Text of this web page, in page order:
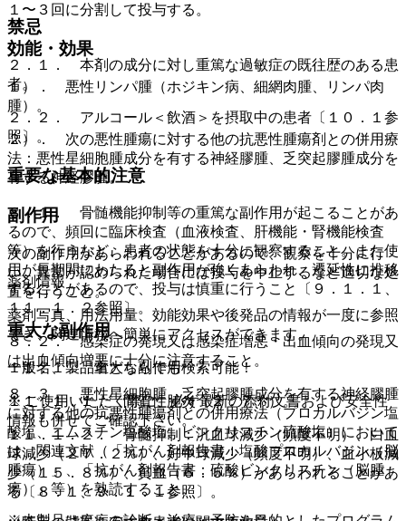
禁忌
２．１． 本剤の成分に対し重篤な過敏症の既往歴のある患
者。
２．２． アルコール＜飲酒＞を摂取中の患者〔１０．１参
照〕。
重要な基本的注意
８．１． 骨髄機能抑制等の重篤な副作用が起こることがあ
るので、頻回に臨床検査（血液検査、肝機能・腎機能検査
等）を行うなど、患者の状態を十分に観察すること。また使
用が長期間にわたると副作用が強くあらわれ、遷延性に推移
することがあるので、投与は慎重に行うこと〔９．１．１、
１１．１．２参照〕。
８．２． 感染症の発現又は感染症増悪・出血傾向の発現又
は出血傾向増悪に十分に注意すること。
８．３． 悪性星細胞腫、乏突起膠腫成分を有する神経膠腫
に対する他の抗悪性腫瘍剤との併用療法（プロカルバジン塩
酸塩、ニムスチン塩酸塩、ビンクリスチン硫酸塩）において
は、関連文献（「抗がん剤報告書：塩酸プロカルバジン（脳
腫瘍）」、「抗がん剤報告書：硫酸ビンクリスチン（脳腫
瘍）」等）を熟読すること。
１〜３回に分割して投与する。
効能・効果
１）． 悪性リンパ腫（ホジキン病、細網肉腫、リンパ肉
腫）。
２）． 次の悪性腫瘍に対する他の抗悪性腫瘍剤との併用療
法：悪性星細胞腫成分を有する神経膠腫、乏突起膠腫成分を
有する神経膠腫。
副作用
次の副作用があらわれることがあるので、観察を十分に行
い、異常が認められた場合には投与を中止するなど適切な処
置を行うこと。
重大な副作用
１１．１． 重大な副作用
１１．１．１． 間質性肺炎（２．７％）。
１１．１．２． 骨髄抑制：汎血球減少（頻度不明）、白血
球減少（２７．２％）、好中球減少（頻度不明）、血小板減
少（１５．８％）、貧血（６．５％）があらわれることがあ
る〔８．１、９．１．１参照〕。
薬剤情報
薬剤写真、用法用量、効能効果や後発品の情報が一度に参照
でき、関連情報へ簡単にアクセスができます。
一般名、製品名どちらでも検索可能！
※ ご使用いただく際に、必ず最新の添付文書および安全性
情報も併せてご確認下さい。